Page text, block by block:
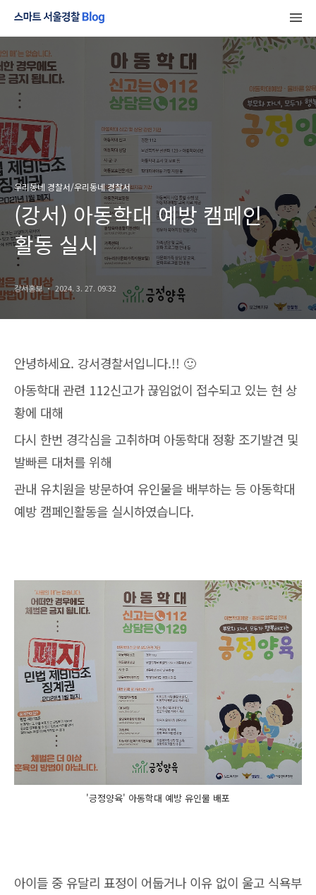
우리동네 경찰서/우리동네 경찰서
(강서) 아동학대 예방 캠페인
활동 실시
강서홍보 2024. 3. 27. 09:32
안녕하세요. 강서경찰서입니다.!! 🙂
아동학대 관련 112신고가 끊임없이 접수되고 있는 현 상
황에 대해
다시 한번 경각심을 고취하며 아동학대 정황 조기발견 및
발빠른 대처를 위해
관내 유치원을 방문하여 유인물을 배부하는 등 아동학대
예방 캠페인활동을 실시하였습니다.
'긍정양육' 아동학대 예방 유인물 배포
아이들 중 유달리 표정이 어둡거나 이유 없이 울고 식욕부